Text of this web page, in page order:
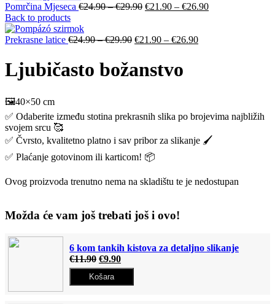
Pomrčina Mjeseca €24.90–€29.90 €21.90 – €26.90
Back to products
Prekrasne latice €24.90–€29.90 €21.90 – €26.90
Ljubičasto božanstvo
🖼️40×50 cm
✅ Odaberite između stotina prekrasnih slika po brojevima najbližih
svojem srcu 🥰
✅ Čvrsto, kvalitetno platno i sav pribor za slikanje 🖌️
✅ Plaćanje gotovinom ili karticom! 📦
Ovog proizvoda trenutno nema na skladištu te je nedostupan
Možda će vam još trebati još i ovo!
6 kom tankih kistova za detaljno slikanje
€11.90 €9.90
Košara